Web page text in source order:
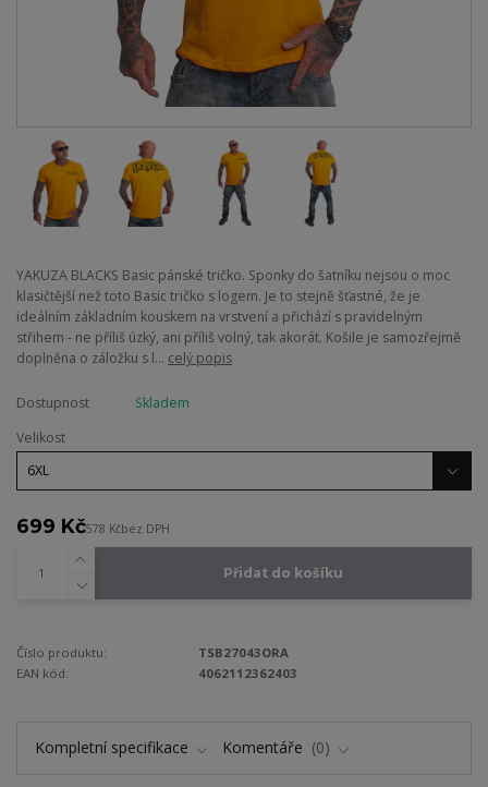
YAKUZA BLACKS Basic pánské tričko. Sponky do šatníku nejsou o moc
klasičtější než toto Basic tričko s logem. Je to stejně šťastné, že je
ideálním základním kouskem na vrstvení a přichází s pravidelným
střihem - ne příliš úzký, ani příliš volný, tak akorát. Košile je samozřejmě
doplněna o záložku s l... celý popis
Dostupnost
Skladem
Velikost
699 Kč578 Kčbez DPH
Přidat do košíku
Číslo produktu:
TSB27043ORA
EAN kód:
4062112362403
Kompletní specifikace Komentáře 0